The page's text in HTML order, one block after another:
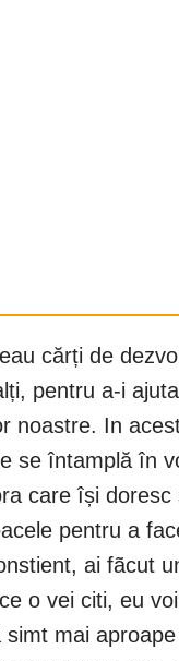
cărți de
pentru a-i
noastre. In
se întamplă în
care își
pentru a
ai fãcut
o vei citi, eu
mai